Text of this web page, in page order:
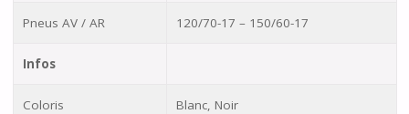
Pneus AV / AR 120/70-17 – 150/60-17
Infos
Coloris Blanc, Noir